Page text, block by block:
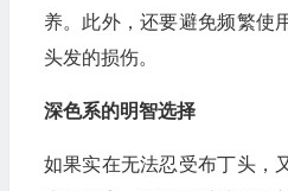
养。此外，还要避免频繁使
头发的损伤。
深色系的明智选择
如果实在无法忍受布丁头，